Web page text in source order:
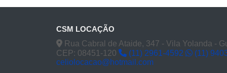
CSM LOCAÇÃO
Rua Cabral de Ataide, 347 - Vila Yolanda -
CEP: 08451-120
(11) 2961-4592
(11)
celiolocacao@hotmail.com